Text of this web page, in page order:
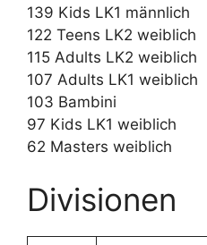
139 Kids LK1 männlich
122 Teens LK2 weiblich
115 Adults LK2 weiblich
107 Adults LK1 weiblich
103 Bambini
97 Kids LK1 weiblich
62 Masters weiblich
Divisionen